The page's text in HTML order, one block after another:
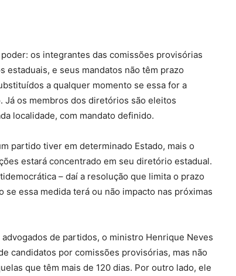
os integrantes das comissões provisórias
e seus mandatos não têm prazo
a qualquer momento se essa for a
Já os membros dos diretórios são eleitos
localidade, com mandato definido.
partido tiver em determinado Estado, mais o
estará concentrado em seu diretório estadual.
– daí a resolução que limita o prazo
essa medida terá ou não impacto nas próximas
de partidos, o ministro Henrique Neves
candidatos por comissões provisórias, mas não
que têm mais de 120 dias. Por outro lado, ele